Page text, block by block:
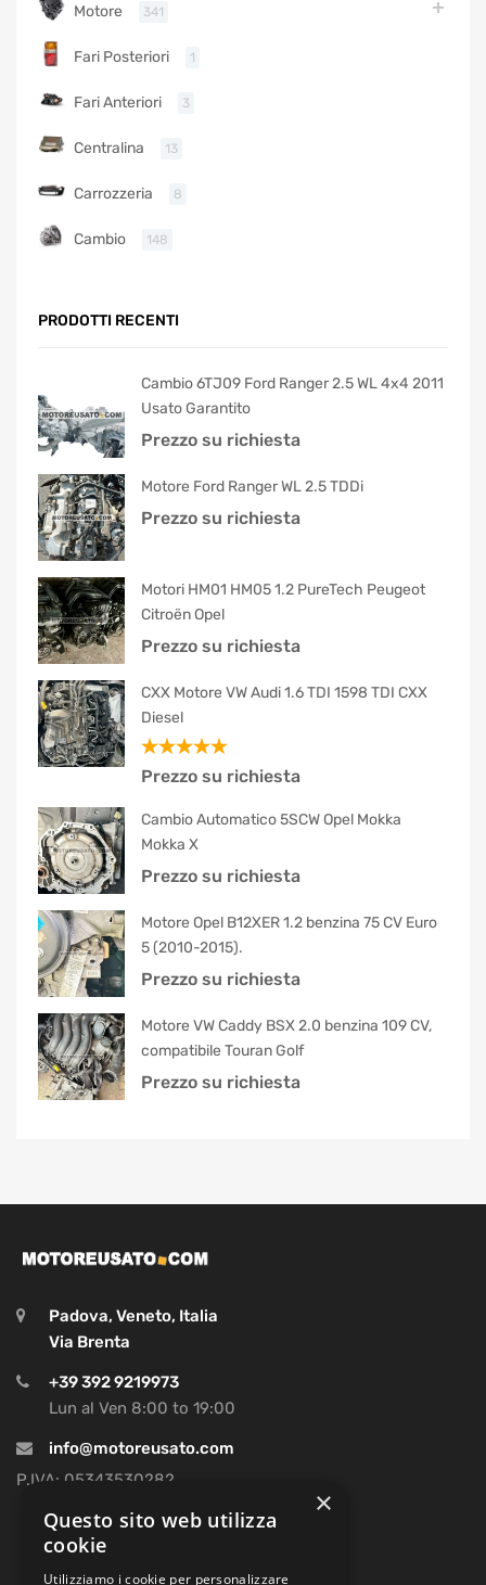
Motore 341
Fari Posteriori 1
Fari Anteriori 3
Centralina 13
Carrozzeria 8
Cambio 148
PRODOTTI RECENTI
Cambio 6TJ09 Ford Ranger 2.5 WL 4x4 2011
Usato Garantito
Prezzo su richiesta
Motore Ford Ranger WL 2.5 TDDi
Prezzo su richiesta
Motori HM01 HM05 1.2 PureTech Peugeot
Citroën Opel
Prezzo su richiesta
CXX Motore VW Audi 1.6 TDI 1598 TDI CXX
Diesel
Valutato
Prezzo su richiesta
Cambio Automatico 5SCW Opel Mokka
Mokka X
Prezzo su richiesta
Motore Opel B12XER 1.2 benzina 75 CV Euro
5 (2010-2015).
Prezzo su richiesta
Motore VW Caddy BSX 2.0 benzina 109 CV,
compatibile Touran Golf
Prezzo su richiesta
Padova, Veneto, Italia
Via Brenta
+39 392 9219973
Lun al Ven 8:00 to 19:00
info@motoreusato.com
P.IVA: 05343530282
×
Questo sito web utilizza
cookie
Utilizziamo i cookie per personalizzare